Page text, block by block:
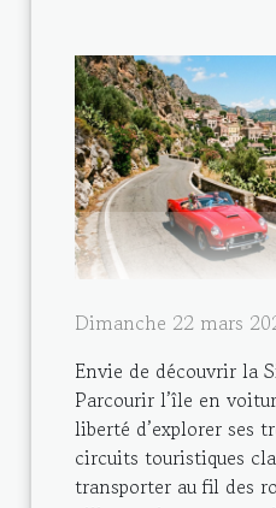
Dimanche 22 mars
Envie de découvrir la
Parcourir l’île en
liberté d’explorer ses
circuits touristiques
transporter au fil des